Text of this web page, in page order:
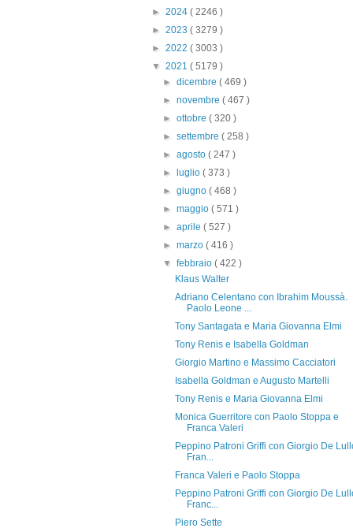
► 2024 ( 2246 )
► 2023 ( 3279 )
► 2022 ( 3003 )
▼ 2021 ( 5179 )
►dicembre( 469 )
►novembre( 467 )
►ottobre( 320 )
►settembre( 258 )
►agosto( 247 )
►
luglio( 373 )
►giugno( 468 )
►maggio( 571 )
►aprile( 527 )
►marzo( 416 )
▼febbraio( 422 )
Klaus Walter
Adriano Celentano con Ibrahim Moussà.
Paolo Leone ...
Tony Santagata e Maria Giovanna Elmi
Tony Renis e Isabella Goldman
Giorgio Martino e Massimo Cacciatori
Isabella Goldman e Augusto Martelli
Tony Renis e Maria Giovanna Elmi
Monica Guerritore con Paolo Stoppa e
Franca Valeri
Peppino Patroni Griffi con Giorgio De
Fran...
Franca Valeri e Paolo Stoppa
Peppino Patroni Griffi con Giorgio De
Franc...
Piero Sette